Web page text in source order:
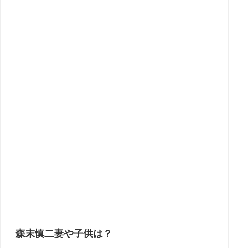
森末慎二妻や子供は？